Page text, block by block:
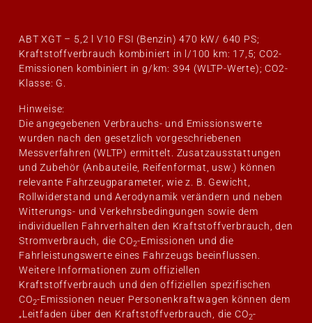
ABT XGT – 5,2 l V10 FSI (Benzin) 470 kW/ 640 PS;
Kraftstoffverbrauch kombiniert in l/100 km: 17,5; CO2-
Emissionen kombiniert in g/km: 394 (WLTP-Werte); CO2-
Klasse: G.
Hinweise:
Die angegebenen Verbrauchs- und Emissionswerte
wurden nach den gesetzlich vorgeschriebenen
Messverfahren (WLTP) ermittelt. Zusatzausstattungen
und Zubehör (Anbauteile, Reifenformat, usw.) können
relevante Fahrzeugparameter, wie z. B. Gewicht,
Rollwiderstand und Aerodynamik verändern und neben
Witterungs- und Verkehrsbedingungen sowie dem
individuellen Fahrverhalten den Kraftstoffverbrauch, den
Stromverbrauch, die CO2-Emissionen und die
Fahrleistungswerte eines Fahrzeugs beeinflussen.
Weitere Informationen zum offiziellen
Kraftstoffverbrauch und den offiziellen spezifischen
CO2-Emissionen neuer Personenkraftwagen können dem
„Leitfaden über den Kraftstoffverbrauch, die CO2-